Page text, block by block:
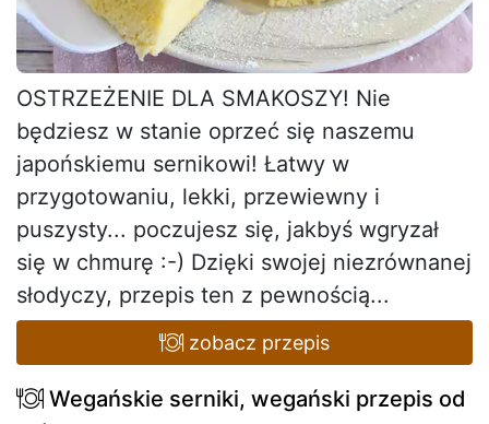
OSTRZEŻENIE DLA SMAKOSZY! Nie
będziesz w stanie oprzeć się naszemu
japońskiemu sernikowi! Łatwy w
przygotowaniu, lekki, przewiewny i
puszysty... poczujesz się, jakbyś wgryzał
się w chmurę :-) Dzięki swojej niezrównanej
słodyczy, przepis ten z pewnością...
zobacz przepis
Wegańskie serniki, wegański przepis od